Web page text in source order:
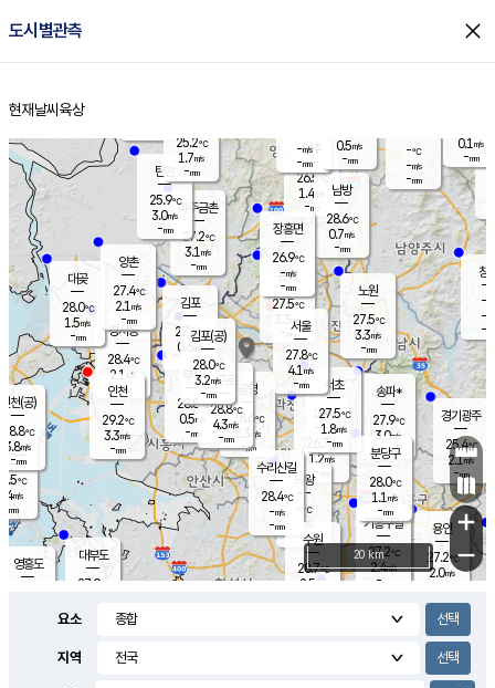
도시별관측 close
홈
현재날씨 육상
의도
℃
m/s
mm
영흥도
양주
26.5℃
1.4
-mm
과천
26.7℃
1.2m/s
- mm
용인
27.2℃
2.0m/s
경기광주
25.4℃
2.1m/s
-mm
대부도
27.9
경서동
28.4℃
2.1 m/s
-mm
파주금촌
27.2℃
3.1 m/s
-mm
-℃
-m/s
-mm
대곶
28.0℃
1.5m/s
-mm
창
-
-m/
-
탄현
25.9℃
3.0m/s
-mm
0.1 m/s
-mm
의왕
- ℃
m/s
mm
김포
27.6℃
0.6 m/s
mm
광명
28.6 ℃
2.3 m/s
-mm
부천
28.8℃
0.5m/s
-mm
양촌
27.4℃
2.1 m/s
-mm
구로
28.8℃
4.3m/s
-mm
은평
27.5℃
3.3 m/s
- mm
노원
27.5℃
3.3m/s
-mm
송파*
27.9℃
3.0m/s
-mm
서초
27.5℃
1.8m/s
-mm
남방
28.6℃
0.7m/s
-mm
기흥구갈
27.2℃
2.4m/s
-
수리산길
28.4℃
-m/s
-mm
분당구
28.0℃
1.1 m/s
-mm
장흥면
26.9℃
-m/s
-mm
-m/s
-mm
인천(공)
28.8℃
3.8m/s
-mm
김포(공)
28.0℃
3.2m/s
-mm
수원
28.7℃
2.5 m/s
인천
29.2℃
3.3m/s
-mm
서울
27.8℃
4.1 m/s
-mm
25.2℃
1.7m/s
-mm
0.5m/s
-mm
+
−
20 km
요소
지역